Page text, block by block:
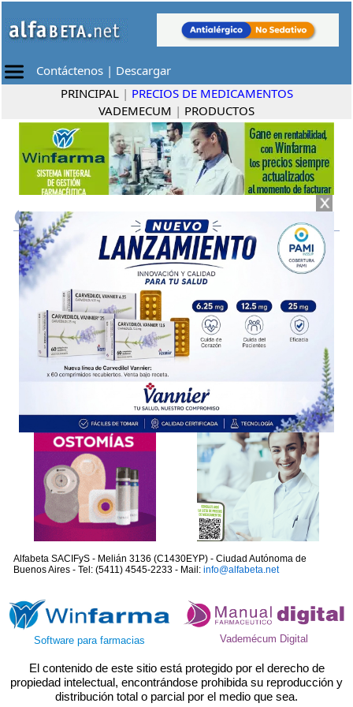
Contáctenos | Descargar
PRINCIPAL | PRECIOS DE MEDICAMENTOS
VADEMECUM | PRODUCTOS
Alfabeta SACIFyS - Melián 3136 (C1430EYP) - Ciudad Autónoma de
Buenos Aires - Tel: (5411) 4545-2233 - Mail: info@alfabeta.net
Software para farmacias Vademécum Digital
El contenido de este sitio está protegido por el derecho de
propiedad intelectual, encontrándose prohibida su reproducción y
distribución total o parcial por el medio que sea.